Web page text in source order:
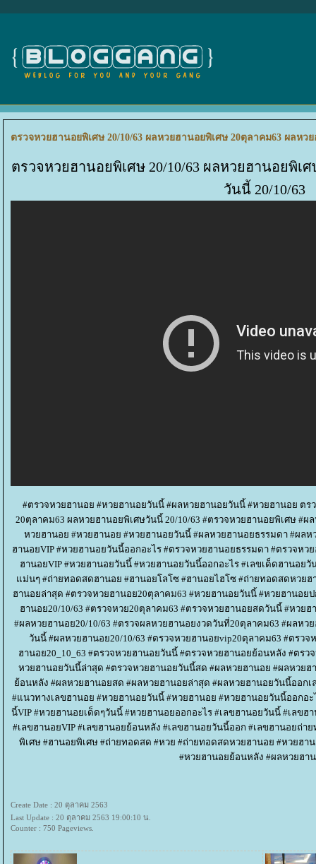
ตรวจหวยฮานอยพิเศษ 20/10/63 ผลหวยฮานอยพิเศษ 20ตุลาคม63 ผลหว
ตรวจหวยฮานอยพิเศษ 20/10/63 ผลหวยฮานอยพิเ
วันนี้ 20/10/63
#ตรวจหวยฮานอย #หวยฮานอยวันนี้ #ผลหวยฮานอยวันนี้ #หวยฮานอย ตร
20ตุลาคม63 ผลหวยฮานอยพิเศษวันนี้ 20/10/63 #ตรวจหวยฮานอยพิเศษ #
หวยฮานอย #หวยฮานอย #หวยฮานอยวันนี้ #ผลหวยฮานอยธรรมดา #ผล
ฮานอยVIP #หวยฮานอยวันนี้ออกอะไร #ตรวจหวยฮานอยธรรมดา #ตรวจห
ฮานอยVIP #หวยฮานอยวันนี้ #หวยฮานอยวันนี้ออกอะไร #เลขเด็ดฮานอ
ม่นๆ #ถ่ายทอดสดฮานอย #ฮานอยโลโซ #ฮานอยไฮโซ #ถ่ายทอดสดหวย
ฮานอยล่าสุด #ตรวจหวยฮานอย20ตุลาคม63 #หวยฮานอยวันนี้ #หวยฮานอ
ฮานอย20/10/63 #ตรวจหวย20ตุลาคม63 #ตรวจหวยฮานอยสดวันนี้ #หวย
#ผลหวยฮานอย20/10/63 #ตรวจผลหวยฮานอยงวดวันที่20ตุลาคม63 #ผลห
วันนี้ #ผลหวยฮานอย20/10/63 #ตรวจหวยฮานอยvip20ตุลาคม63 #ตร
ฮานอย20_10_63 #ตรวจหวยฮานอยวันนี้ #ตรวจหวยฮานอยย้อนหลัง #ตร
หวยฮานอยวันนี้ล่าสุด #ตรวจหวยฮานอยวันนี้สด #ผลหวยฮานอย #ผลหวย
อนหลัง #ผลหวยฮานอยสด #ผลหวยฮานอยล่าสุด #ผลหวยฮานอยวันนี้ออก
#แนวทางเลขฮานอย #หวยฮานอยวันนี้ #หวยฮานอย #หวยฮานอยวันนี้ออกอ
นี้VIP #หวยฮานอยเด็ดๆวันนี้ #หวยฮานอยออกอะไร #เลขฮานอยวันนี้ #เลข
#เลขฮานอยVIP #เลขฮานอยย้อนหลัง #เลขฮานอยวันนี้ออก #เลขฮานอย
พิเศษ #ฮานอยพิเศษ #ถ่ายทอดสด #หวย #ถ่ายทอดสดหวยฮานอย #หวยฮ
#หวยฮานอยย้อนหลัง #ผลหวยฮา
Create Date : 20 ตุลาคม 2563
Last Update : 20 ตุลาคม 2563 19:00:10 น.
Counter : 750 Pageviews.